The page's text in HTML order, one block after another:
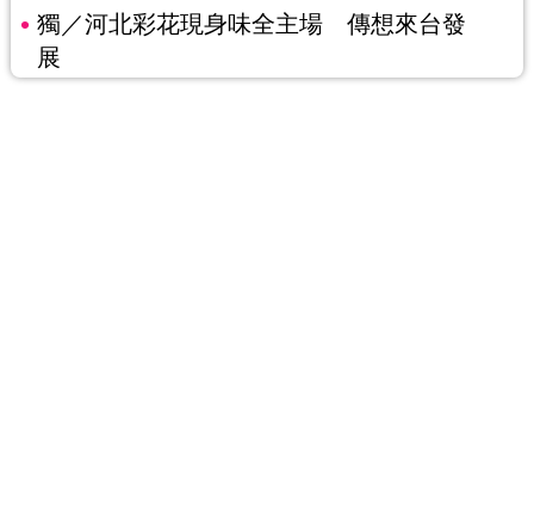
獨／河北彩花現身味全主場 傳想來台發
展